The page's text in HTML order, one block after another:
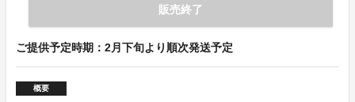
販売終了
ご提供予定時期：2月下旬より順次発送予定
概要